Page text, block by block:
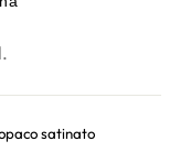
satinato